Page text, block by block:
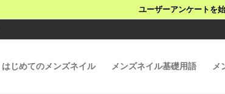
ユーザーアンケートを
はじめてのメンズネイル メンズネイル基礎用語 メ